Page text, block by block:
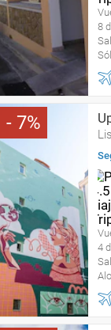
8
7
4